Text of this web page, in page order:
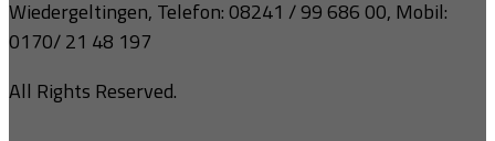
Wiedergeltingen, Telefon: 08241 / 99 686 00, Mobil:
0170/ 21 48 197
All Rights Reserved.